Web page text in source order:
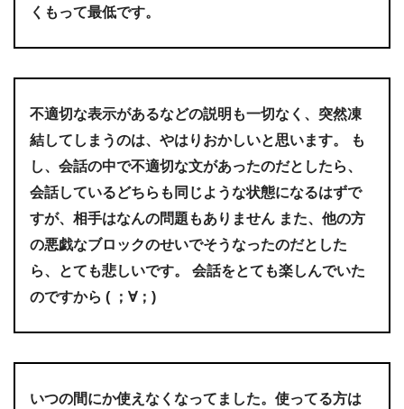
くもって最低です。
不適切な表示があるなどの説明も一切なく、突然凍
結してしまうのは、やはりおかしいと思います。 も
し、会話の中で不適切な文があったのだとしたら、
会話しているどちらも同じような状態になるはずで
すが、相手はなんの問題もありません また、他の方
の悪戯なブロックのせいでそうなったのだとした
ら、とても悲しいです。 会話をとても楽しんでいた
のですから ( ；∀；)
いつの間にか使えなくなってました。使ってる方は